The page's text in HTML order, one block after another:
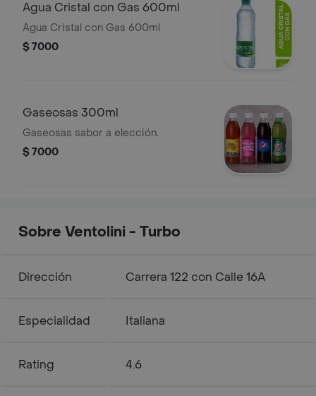
Agua Cristal con Gas 600ml
Agua Cristal con Gas 600ml
$ 7000
Gaseosas 300ml
Gaseosas sabor a elección.
$ 7000
Sobre Ventolini - Turbo
Dirección Carrera 122 con Calle 16A
Especialidad Italiana
Rating 4.6